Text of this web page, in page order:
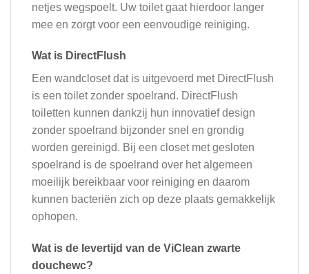
netjes wegspoelt. Uw toilet gaat hierdoor langer
mee en zorgt voor een eenvoudige reiniging.
Wat is DirectFlush
Een wandcloset dat is uitgevoerd met DirectFlush
is een toilet zonder spoelrand. DirectFlush
toiletten kunnen dankzij hun innovatief design
zonder spoelrand bijzonder snel en grondig
worden gereinigd. Bij een closet met gesloten
spoelrand is de spoelrand over het algemeen
moeilijk bereikbaar voor reiniging en daarom
kunnen bacteriën zich op deze plaats gemakkelijk
ophopen.
Wat is de levertijd van de ViClean zwarte
douchewc?